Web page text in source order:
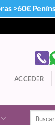
ACCEDER
Buscar
>60€